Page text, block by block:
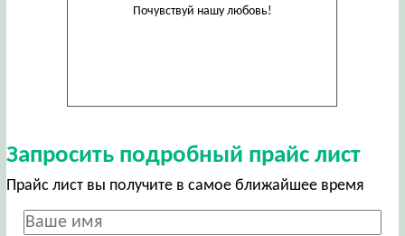
Почувствуй нашу любовь!
Запросить подробный прайс лист
Прайс лист вы получите в самое ближайшее время